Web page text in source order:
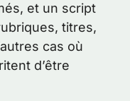
et un script
titres,
cas où
d’être